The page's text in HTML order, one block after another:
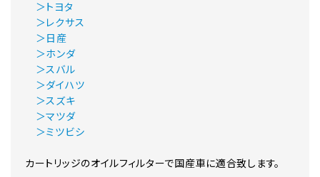
＞トヨタ
＞レクサス
＞日産
＞ホンダ
＞スバル
＞ダイハツ
＞スズキ
＞マツダ
＞ミツビシ
カートリッジのオイルフィルターで国産車に適合致します。